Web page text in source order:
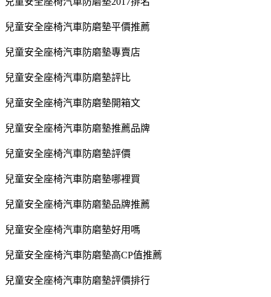
兒童安全座椅汽車防磨墊平價推薦
兒童安全座椅汽車防磨墊專賣店
兒童安全座椅汽車防磨墊評比
兒童安全座椅汽車防磨墊開箱文
兒童安全座椅汽車防磨墊推薦品牌
兒童安全座椅汽車防磨墊評價
兒童安全座椅汽車防磨墊哪裡買
兒童安全座椅汽車防磨墊品牌推薦
兒童安全座椅汽車防磨墊好用嗎
兒童安全座椅汽車防磨墊高CP值推薦
兒童安全座椅汽車防磨墊評價排行